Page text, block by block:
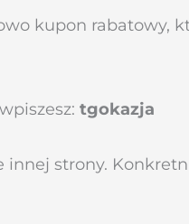
kupon rabatowy,
tgokazja
strony.